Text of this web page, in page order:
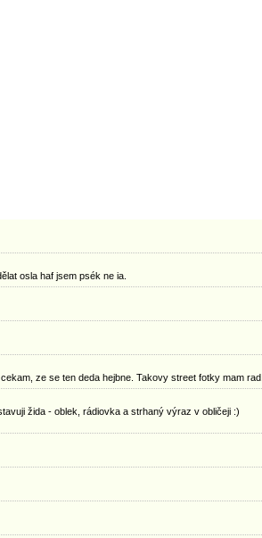
osla haf jsem psék ne ia.
ze se ten deda hejbne. Takovy street fotky mam rad.
žida - oblek, rádiovka a strhaný výraz v obličeji :)